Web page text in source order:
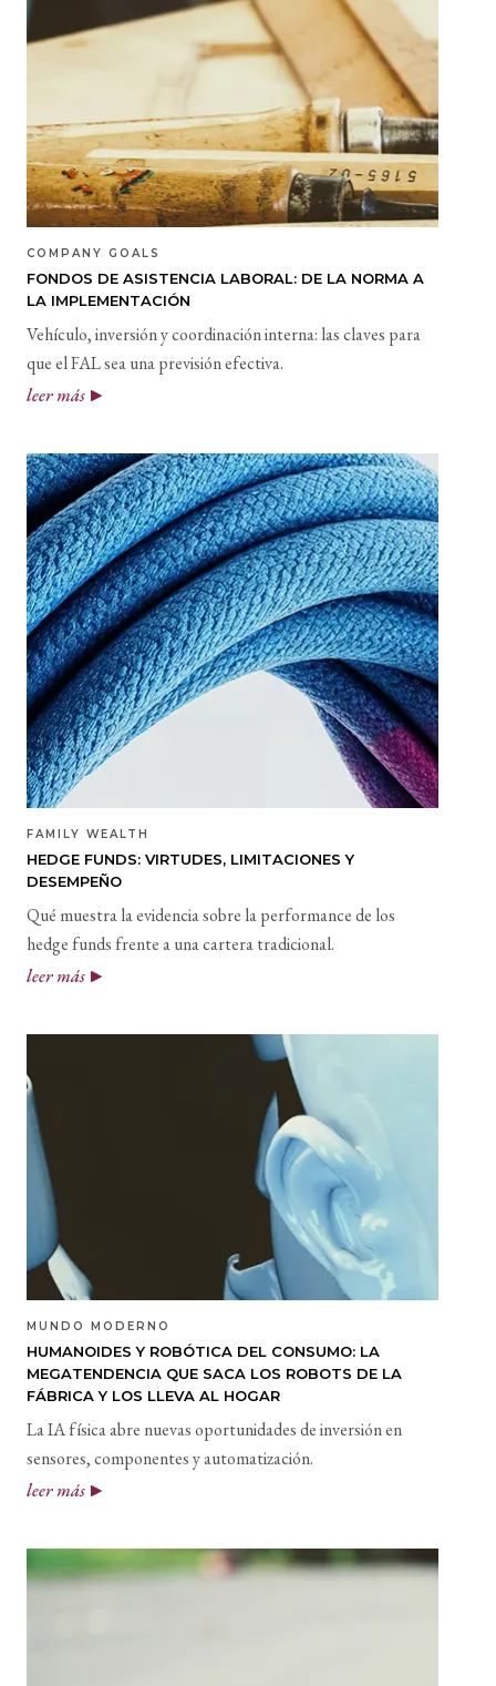
COMPANY GOALS
FONDOS DE ASISTENCIA LABORAL: DE LA NORMA A
LA IMPLEMENTACIÓN
Vehículo, inversión y coordinación interna: las claves para
que el FAL sea una previsión efectiva.
leer más
FAMILY WEALTH
HEDGE FUNDS: VIRTUDES, LIMITACIONES Y
DESEMPEÑO
Qué muestra la evidencia sobre la performance de los
hedge funds frente a una cartera tradicional.
leer más
MUNDO MODERNO
HUMANOIDES Y ROBÓTICA DEL CONSUMO: LA
MEGATENDENCIA QUE SACA LOS ROBOTS DE LA
FÁBRICA Y LOS LLEVA AL HOGAR
La IA física abre nuevas oportunidades de inversión en
sensores, componentes y automatización.
leer más